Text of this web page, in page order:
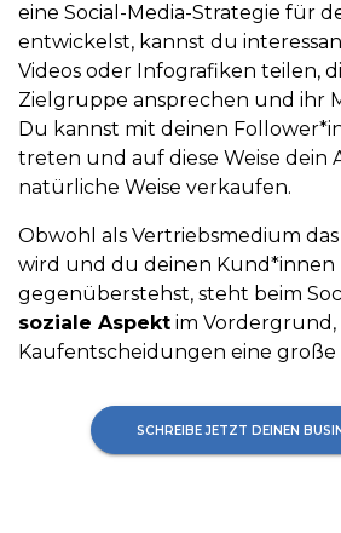
eine Social-Media-Strategie für
entwickelst, kannst du
Videos oder Infografiken teilen,
Zielgruppe ansprechen und ihr
Du kannst mit deinen
treten und auf diese Weise dein
natürliche Weise verkaufen.
Obwohl als Vertriebsmedium
wird und du deinen Kund*innen
gegenüberstehst, steht beim
soziale Aspekt im Vordergrund,
Kaufentscheidungen eine große
SCHREIBE JETZT DEINEN